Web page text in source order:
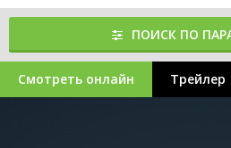
ПОИСК ПО
Смотреть онлайн Трейлер